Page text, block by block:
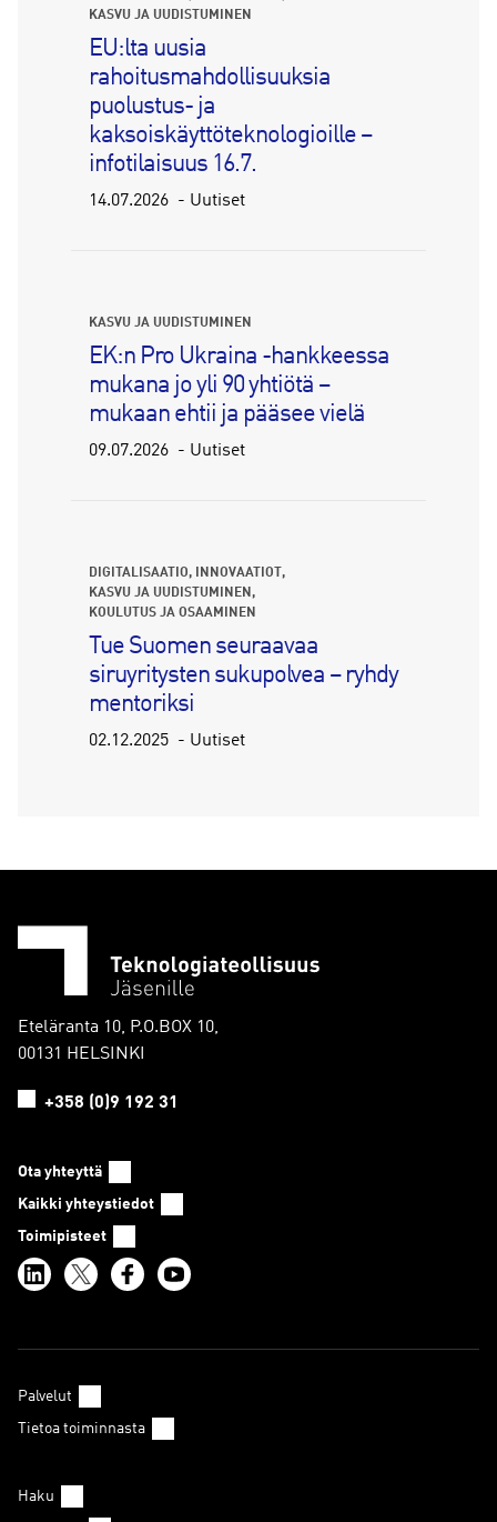
KASVU JA UUDISTUMINEN
EU:lta uusia
rahoitusmahdollisuuksia
puolustus- ja
kaksoiskäyttöteknologioille –
infotilaisuus 16.7.
14.07.2026 Uutiset
KASVU JA UUDISTUMINEN
EK:n Pro Ukraina -hankkeessa
mukana jo yli 90 yhtiötä –
mukaan ehtii ja pääsee vielä
09.07.2026 Uutiset
DIGITALISAATIO
INNOVAATIOT
KASVU JA UUDISTUMINEN
KOULUTUS JA OSAAMINEN
Tue Suomen seuraavaa
siruyritysten sukupolvea – ryhdy
mentoriksi
02.12.2025 Uutiset
Eteläranta 10, P.O.BOX 10,
00131 HELSINKI
+358 (0)9 192 31
Ota yhteyttä
Kaikki yhteystiedot
Toimipisteet
Palvelut
Tietoa toiminnasta
Haku